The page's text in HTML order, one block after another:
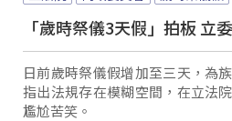
「歲時祭儀3天假」拍板 立
日前歲時祭儀假增加至三天，為
指出法規存在模糊空間，在立法
尷尬苦笑。